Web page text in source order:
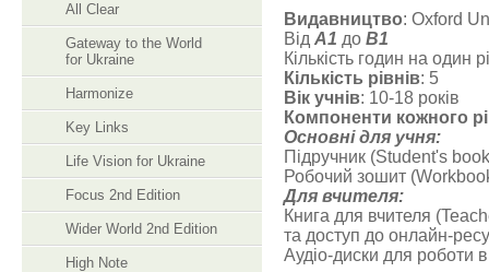
All Clear
Gateway to the World
for Ukraine
Harmonize
Key Links
Life Vision for Ukraine
Focus 2nd Edition
Wider World 2nd Edition
High Note
Видавництво: Oxford
Від A1 до B1
Кількість годин на один
Кількість рівнів: 5
Вік учнів: 10-18 років
Компоненти кожного
Основні для учня:
Підручник (Student's
Робочий зошит
Для вчителя:
Книга для вчителя
та доступ до онлайн-
Аудіо-диски для роботи